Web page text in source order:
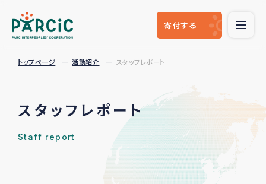
寄付する
トップページ 活動紹介 スタッフレポート
スタッフレポート
Staff report